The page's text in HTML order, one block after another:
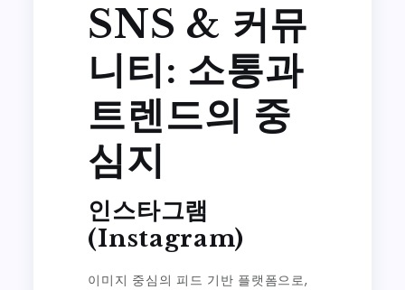
SNS & 커뮤
니티: 소통과
트렌드의 중
심지
인스타그램
(Instagram)
이미지 중심의 피드 기반 플랫폼으로,